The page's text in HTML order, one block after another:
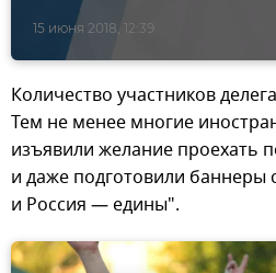
15 июня 2018, 12:39
Количество участников
Тем не менее многие
изъявили желание проехать
и даже подготовили
и Россия — едины".